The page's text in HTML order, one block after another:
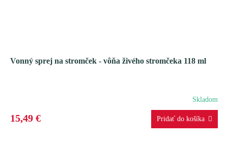
Vonný sprej na stromček - vôňa živého stromčeka 118 ml
Skladom
15,49 €